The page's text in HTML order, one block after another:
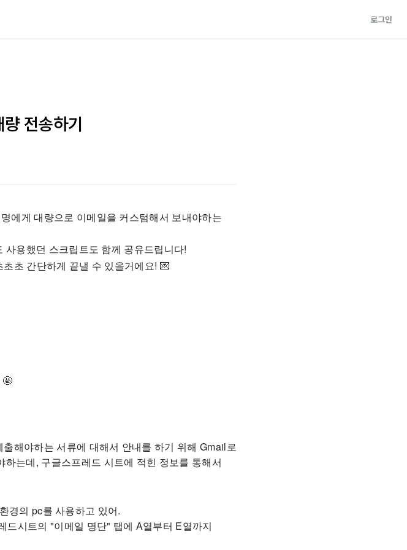
로그인
전송하기
에게 대량으로 이메일을 커스텀해서 보내야하는
용했던 스크립트도 함께 공유드립니다!
초 간단하게 끝낼 수 있을거에요! 💌
해야하는 서류에 대해서 안내를 하기 위해 Gmail로
는데, 구글스프레드 시트에 적힌 정보를 통해서
경의 pc를 사용하고 있어.
시트의 "이메일 명단" 탭에 A열부터 E열까지